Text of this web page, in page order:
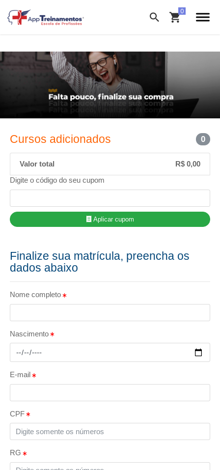
Cursos adicionados 0
Valor total
R$ 0,00
Digite o código do seu cupom
Aplicar cupom
Finalize sua matrícula, preencha os
dados abaixo
Nome completo
Nascimento
E-mail
CPF
RG